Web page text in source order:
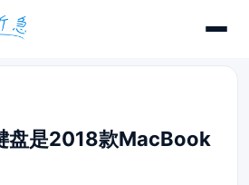
盘是2018款MacBook